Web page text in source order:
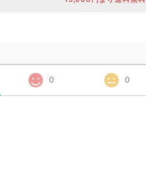
0 0